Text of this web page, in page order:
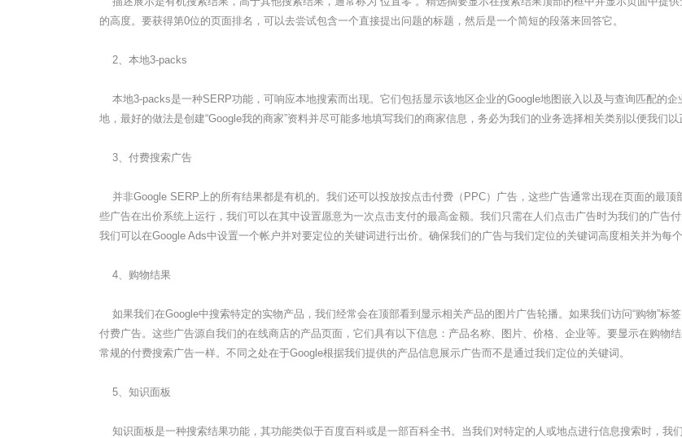
的高度。要获得第0位的页面排名，可以去尝试包含一个直接提出问题的标题，然后是一个简短的段落来回答它。
2、本地3-packs
本地3-packs是一种SERP功能，可响应本地搜索而出现。它们包括显示该地区企业的Google地图嵌入以及与查询匹配的企
地，最好的做法是创建“Google我的商家”资料并尽可能多地填写我们的商家信息，务必为我们的业务选择相关类别以便我们以
3、付费搜索广告
并非Google SERP上的所有结果都是有机的。我们还可以投放按点击付费（PPC）广告，这些广告通常出现在页面的最顶
些广告在出价系统上运行，我们可以在其中设置愿意为一次点击支付的最高金额。我们只需在人们点击广告时为我们的广告
我们可以在Google Ads中设置一个帐户并对要定位的关键词进行出价。确保我们的广告与我们定位的关键词高度相关并为每
4、购物结果
如果我们在Google中搜索特定的实物产品，我们经常会在顶部看到显示相关产品的图片广告轮播。如果我们访问“购物”标
付费广告。这些广告源自我们的在线商店的产品页面，它们具有以下信息：产品名称、图片、价格、企业等。要显示在购物
常规的付费搜索广告一样。不同之处在于Google根据我们提供的产品信息展示广告而不是通过我们定位的关键词。
5、知识面板
知识面板是一种搜索结果功能，其功能类似于百度百科或是一部百科全书。当我们对特定的人或地点进行信息搜索时，我